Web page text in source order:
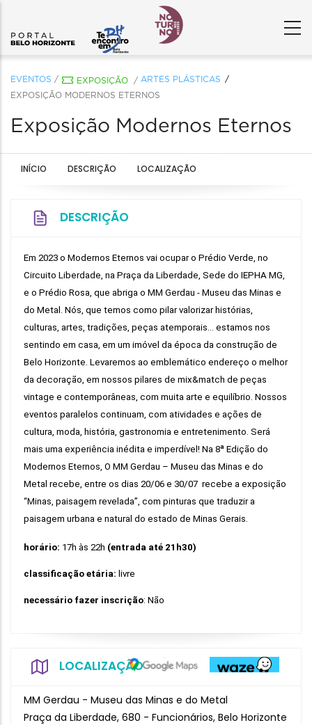
EVENTOS / EXPOSIÇÃO / ARTES PLÁSTICAS
EXPOSIÇÃO MODERNOS ETERNOS
Exposição Modernos Eternos
INÍCIO DESCRIÇÃO LOCALIZAÇÃO
DESCRIÇÃO
Em 2023 o Modernos Eternos vai ocupar o Prédio Verde, no
Circuito Liberdade, na Praça da Liberdade, Sede do IEPHA MG,
e o Prédio Rosa, que abriga o MM Gerdau - Museu das Minas e
do Metal. Nós, que temos como pilar valorizar histórias,
culturas, artes, tradições, peças atemporais… estamos nos
sentindo em casa, em um imóvel da época da construção de
Belo Horizonte. Levaremos ao emblemático endereço o melhor
da decoração, em nossos pilares de mix&match de peças
vintage e contemporâneas, com muita arte e equilíbrio. Nossos
eventos paralelos continuam, com atividades e ações de
cultura, moda, história, gastronomia e entretenimento. Será
mais uma experiência inédita e imperdível! Na 8ª Edição do
Modernos Eternos, O MM Gerdau – Museu das Minas e do
Metal recebe, entre os dias 20/06 e 30/07  recebe a exposição
“Minas, paisagem revelada”, com pinturas que traduzir a
paisagem urbana e natural do estado de Minas Gerais.
horário: 17h às 22h (entrada até 21h30)
classificação etária: livre
necessário fazer inscrição: Não
LOCALIZAÇÃO
MM Gerdau - Museu das Minas e do Metal
Praça da Liberdade, 680 - Funcionários, Belo Horizonte